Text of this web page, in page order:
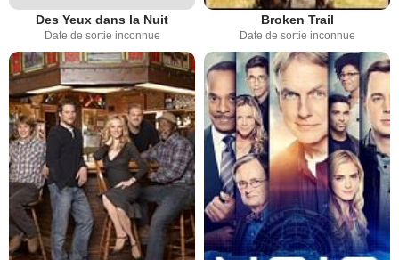
Des Yeux dans la Nuit
Date de sortie inconnue
Broken Trail
Date de sortie inconnue